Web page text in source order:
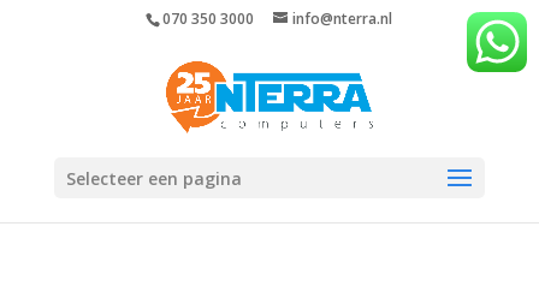
070 350 3000 info@nterra.nl
Selecteer een pagina